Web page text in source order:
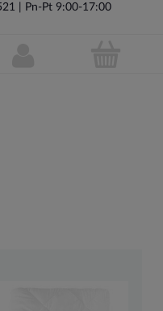
| Pn-Pt 9:00-17:00